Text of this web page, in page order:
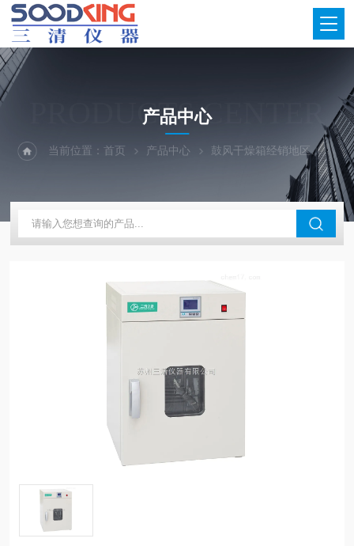
PRODUCTS CENTER
产品中心
当前位置：首页 产品中心 鼓风干燥箱经销地区 河